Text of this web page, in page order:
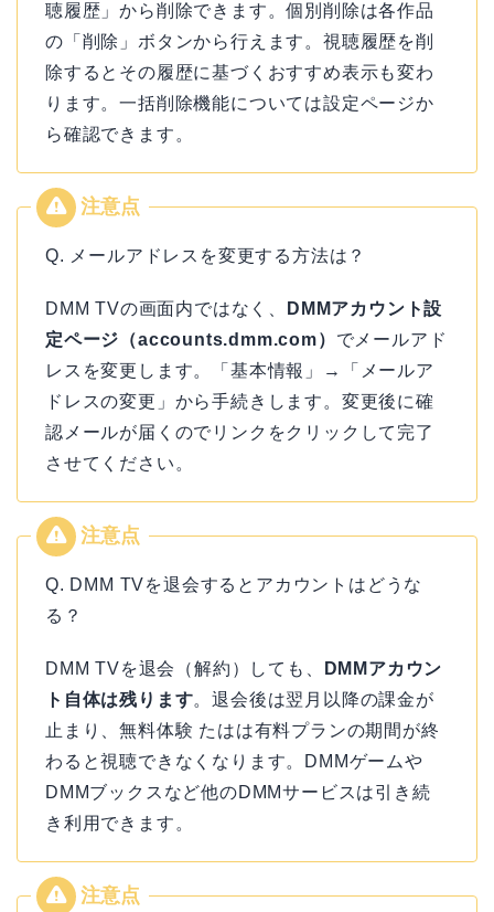
聴履歴」から削除できます。個別削除は各作品
の「削除」ボタンから行えます。視聴履歴を削
除するとその履歴に基づくおすすめ表示も変わ
ります。一括削除機能については設定ページか
ら確認できます。
Q. メールアドレスを変更する方法は？
DMM TVの画面内ではなく、
DMMアカウント設
定ページ（accounts.dmm.com） でメールアド
レスを変更します。「基本情報」→「メールア
ドレスの変更」から手続きします。変更後に確
認メールが届くのでリンクをクリックして完了
させてください。
Q. DMM TVを退会するとアカウントはどうな
る？
DMM TVを退会（解約）しても、
DMMアカウン
ト自体は残ります。退会後は翌月以降の課金が
止まり、無料体験 たはは有料プランの期間が終
わると視聴できなくなります。DMMゲームや
DMMブックスなど他のDMMサービスは引き続
き利用できます。